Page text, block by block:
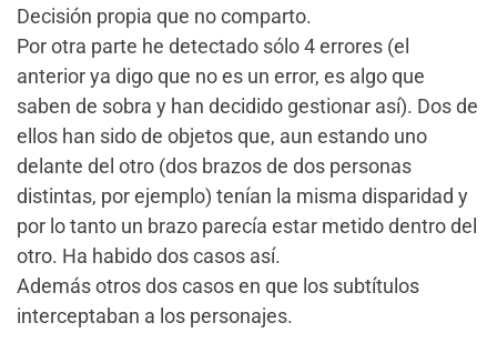
Decisión propia que no comparto.
Por otra parte he detectado sólo 4 errores (el
anterior ya digo que no es un error, es algo que
saben de sobra y han decidido gestionar así). Dos de
ellos han sido de objetos que, aun estando uno
delante del otro (dos brazos de dos personas
distintas, por ejemplo) tenían la misma disparidad y
por lo tanto un brazo parecía estar metido dentro del
otro. Ha habido dos casos así.
Además otros dos casos en que los subtítulos
interceptaban a los personajes.